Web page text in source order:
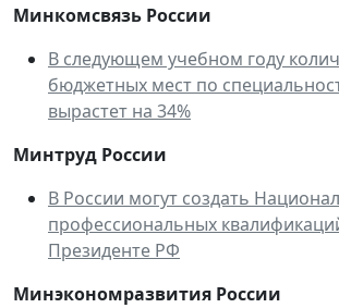
Минкомсвязь России
В следующем учебном году
бюджетных мест по
вырастет на 34%
Минтруд России
В России могут создать
профессиональных
Президенте РФ
Минэкономразвития России